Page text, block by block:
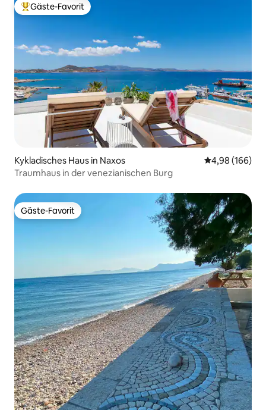
Beliebter Gäste-Favorit.
Gäste-Favorit
Kykladisches Haus in Naxos
4,98 (166)
Traumhaus in der venezianischen Burg
Gäste-Favorit
Gäste-Favorit